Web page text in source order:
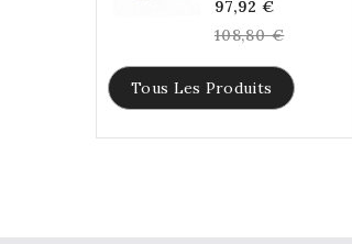
97,92 €
price
108,80 €
Tous Les Produits